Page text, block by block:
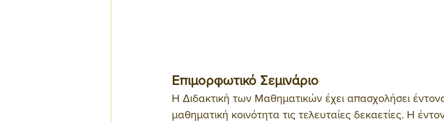
Επιμορφωτικό Σεμινάριο
Η Διδακτική των Μαθηματικών έχει απασχολήσει
μαθηματική κοινότητα τις τελευταίες δεκαετίες. Η